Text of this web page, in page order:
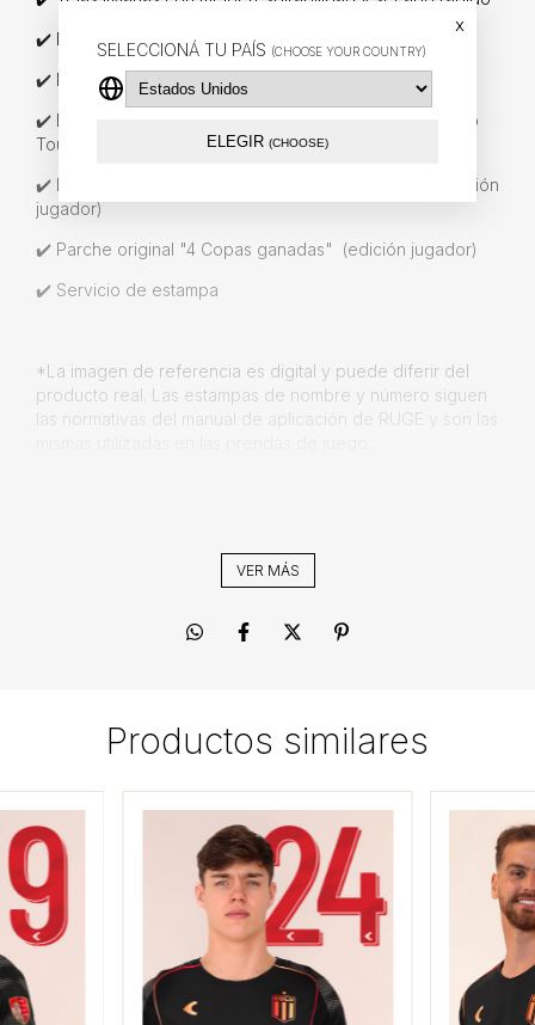
SELECCIONÁ TU PAÍS (CHOOSE YOUR COUNTRY)
x
ELEGIR (CHOOSE)
✔️ Nuevo escudo oficial aplicado con tecnología TPU
✔️ Nombre original edición jugador
✔️ Número original edición jugador, con tecnología "Eco
Touch"
✔️ Parche original "Copa Conmebol Libertadores" (edición
jugador)
✔️ Parche original "4 Copas ganadas" (edición jugador)
✔️ Servicio de estampa
*La imagen de referencia es digital y puede diferir del
producto real. Las estampas de nombre y número siguen
las normativas del manual de aplicación de RUGE y son las
VER MÁS
Productos similares